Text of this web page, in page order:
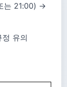
는 21:00) →
유의